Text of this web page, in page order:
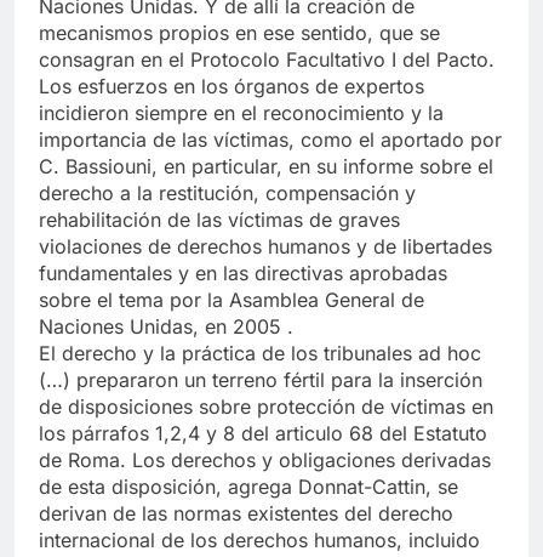
Naciones Unidas. Y de allí la creación de
mecanismos propios en ese sentido, que se
consagran en el Protocolo Facultativo I del Pacto.
Los esfuerzos en los órganos de expertos
incidieron siempre en el reconocimiento y la
importancia de las víctimas, como el aportado por
C. Bassiouni, en particular, en su informe sobre el
derecho a la restitución, compensación y
rehabilitación de las víctimas de graves
violaciones de derechos humanos y de libertades
fundamentales y en las directivas aprobadas
sobre el tema por la Asamblea General de
Naciones Unidas, en 2005 .
El derecho y la práctica de los tribunales ad hoc
(…) prepararon un terreno fértil para la inserción
de disposiciones sobre protección de víctimas en
los párrafos 1,2,4 y 8 del articulo 68 del Estatuto
de Roma. Los derechos y obligaciones derivadas
de esta disposición, agrega Donnat-Cattin, se
derivan de las normas existentes del derecho
internacional de los derechos humanos, incluido